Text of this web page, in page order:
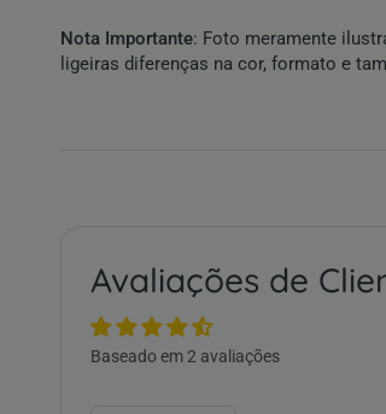
Nota Importante: Foto meramente
ligeiras diferenças na cor, formato e
Avaliações de
Baseado em 2 avaliações